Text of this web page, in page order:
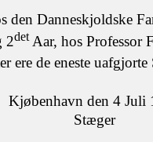
den Danneskjoldske
2detAar, hos Professor
ere de eneste
Kjøbenhavn den 4 Juli
Stæger